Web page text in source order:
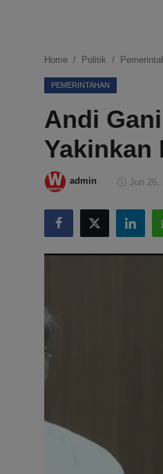
Ekonomi
Internasional
Teknologi
Hiburan
Kesehatan
Home Politik
PEMERINTAHAN
Andi
Yakinkan
admin Jun 26,